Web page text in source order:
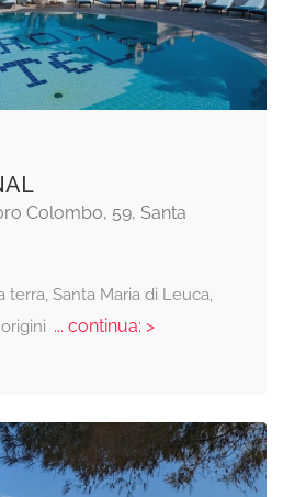
Colombo, 59, Santa
Santa Maria di Leuca,
... continua: >